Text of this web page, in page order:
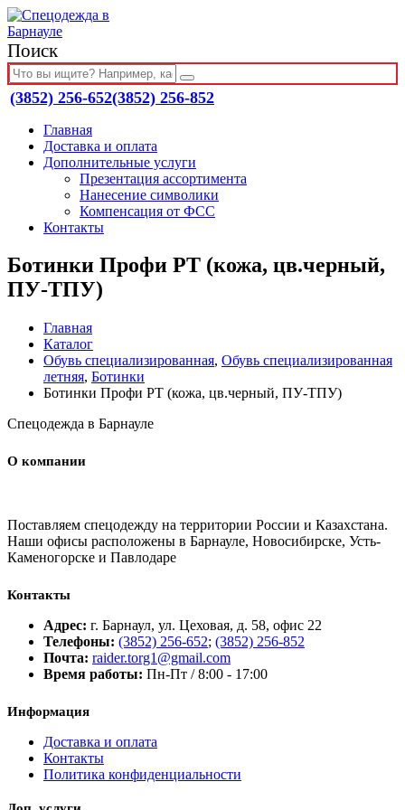
Поиск
(3852) 256-652(3852) 256-852
Главная
Доставка и оплата
Дополнительные услуги
Презентация ассортимента
Нанесение символики
Компенсация от ФСС
Контакты
Ботинки Профи РТ (кожа, цв.черный,
ПУ-ТПУ)
Главная
Каталог
Обувь специализированная, Обувь специализированная
летняя, Ботинки
Ботинки Профи РТ (кожа, цв.черный, ПУ-ТПУ)
Спецодежда в Барнауле
О компании
Поставляем спецодежду на территории России и Казахстана.
Наши офисы расположены в Барнауле, Новосибирске, Усть-
Каменогорске и Павлодаре
Контакты
Адрес: г. Барнаул, ул. Цеховая, д. 58, офис 22
Телефоны: (3852) 256-652; (3852) 256-852
Почта: raider.torg1@gmail.com
Время работы: Пн-Пт / 8:00 - 17:00
Информация
Доставка и оплата
Контакты
Политика конфиденциальности